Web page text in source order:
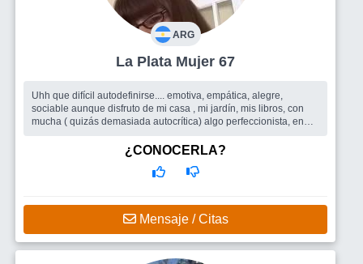
ARG
La Plata Mujer 67
Uhh que difícil autodefinirse.... emotiva, empática, alegre,
sociable aunque disfruto de mi casa , mi jardín, mis libros, con
mucha ( quizás demasiada autocrítica) algo perfeccionista, en
Todo lo que el sitio pueda ofrecer, amigas/os para
compartir encuentros, salidas grupales, y quizás porque no un
¿CONOCERLA?
Mensaje / Citas